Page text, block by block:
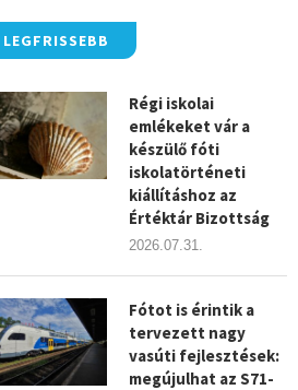
LEGFRISSEBB
Régi iskolai
emlékeket vár a
készülő fóti
iskolatörténeti
kiállításhoz az
Értéktár Bizottság
2026.07.31.
Fótot is érintik a
tervezett nagy
vasúti fejlesztések:
megújulhat az S71-